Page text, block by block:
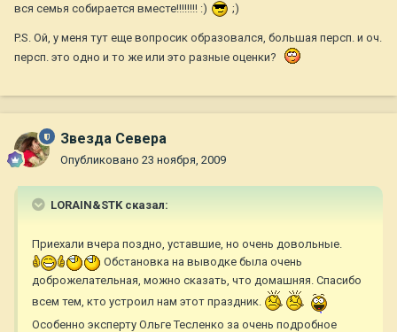
вся семья собирается вместе!!!!!!!! :)
;)
P.S. Ой, у меня тут еще вопросик образовался, большая персп. и оч.
персп. это одно и то же или это разные оценки?
Звезда Севера
Опубликовано 23 ноября, 2009
LORAIN&STK сказал:
Приехали вчера поздно, уставшие, но очень довольные.
Обстановка на выводке была очень
доброжелательная, можно сказать, что домашняя. Спасибо
всем тем, кто устроил нам этот праздник.
Особенно эксперту Ольге Тесленко за очень подробное